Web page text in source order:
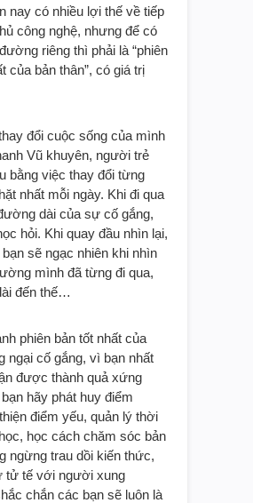
nay có nhiều lợi thế về tiếp
công nghệ, nhưng để có
riêng thì phải là “phiên
của bản thân”, có giá trị
đổi cuộc sống của mình
Vũ khuyên, người trẻ
bằng việc thay đổi từng
nhất mỗi ngày. Khi đi qua
dài của sự cố gắng,
hỏi. Khi quay đầu nhìn lại,
sẽ ngạc nhiên khi nhìn
mình đã từng đi qua,
đến thế…
phiên bản tốt nhất của
ngại cố gắng, vì bạn nhất
được thành quả xứng
hãy phát huy điểm
điểm yếu, quản lý thời
học cách chăm sóc bản
ngừng trau dồi kiến thức,
tử tế với người xung
chắn các bạn sẽ luôn là